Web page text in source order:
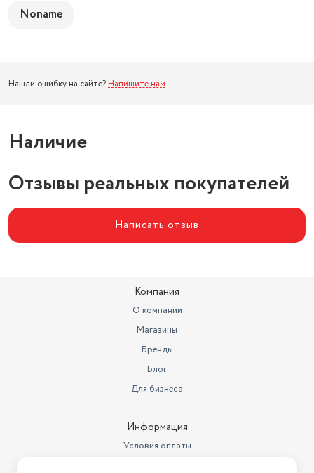
Noname
Нашли ошибку на сайте? Напишите нам.
Наличие
Отзывы реальных покупателей
Написать отзыв
Компания
О компании
Магазины
Бренды
Блог
Для бизнеса
Информация
Условия оплаты